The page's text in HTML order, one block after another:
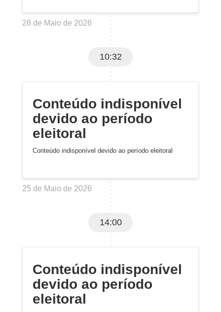
28 de Maio de 2026
10:32
Conteúdo indisponível
devido ao período
eleitoral
Conteúdo indisponível devido ao período eleitoral
25 de Maio de 2026
14:00
Conteúdo indisponível
devido ao período
eleitoral